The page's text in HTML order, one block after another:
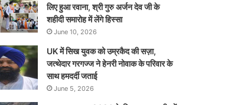
लिए हुआ रवाना, श्री गुरु अर्जन देव जी के
शहीदी समारोह में लेंगे हिस्सा
June 10, 2026
UK में सिख युवक को उम्रकैद की सज़ा,
जत्थेदार गरगज्ज ने हेनरी नोवाक के परिवार के
साथ हमदर्दी जताई
June 5, 2026